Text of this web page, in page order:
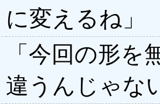
に変えるね」
「今回の形
違うんじゃな